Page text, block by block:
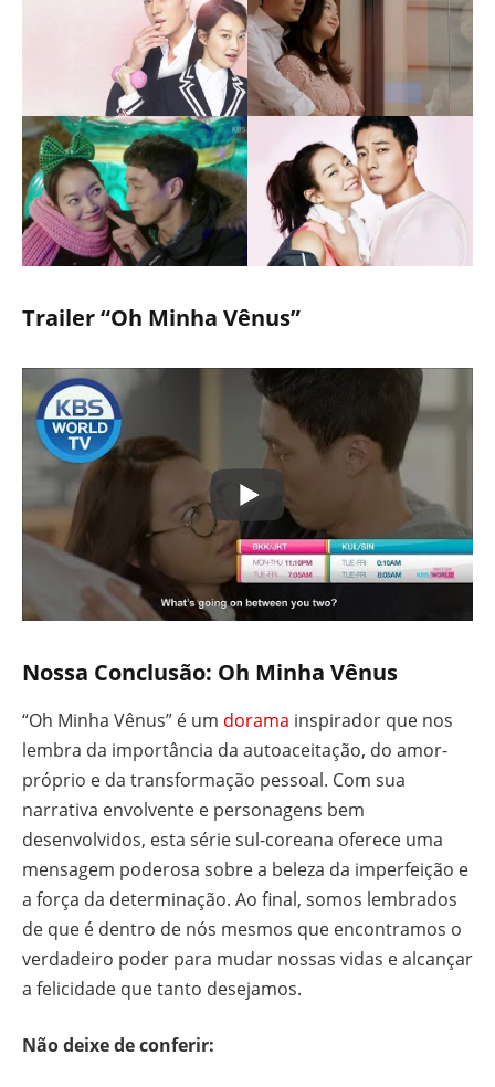
Trailer “Oh Minha Vênus”
Nossa Conclusão: Oh Minha Vênus
“Oh Minha Vênus” é um dorama inspirador que nos
lembra da importância da autoaceitação, do amor-
próprio e da transformação pessoal. Com sua
narrativa envolvente e personagens bem
desenvolvidos, esta série sul-coreana oferece uma
mensagem poderosa sobre a beleza da imperfeição e
a força da determinação. Ao final, somos lembrados
de que é dentro de nós mesmos que encontramos o
verdadeiro poder para mudar nossas vidas e alcançar
a felicidade que tanto desejamos.
Não deixe de conferir: